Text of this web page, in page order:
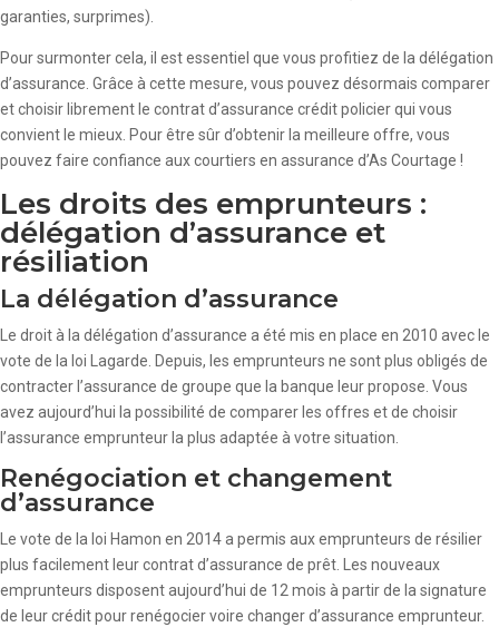
garanties, surprimes).
Pour surmonter cela, il est essentiel que vous profitiez de la délégation
d’assurance. Grâce à cette mesure, vous pouvez désormais comparer
et choisir librement le contrat d’assurance crédit policier qui vous
convient le mieux. Pour être sûr d’obtenir la meilleure offre, vous
pouvez faire confiance aux courtiers en assurance d’As Courtage !
Les droits des emprunteurs :
délégation d’assurance et
résiliation
La délégation d’assurance
Le droit à la délégation d’assurance a été mis en place en 2010 avec le
vote de la loi Lagarde. Depuis, les emprunteurs ne sont plus obligés de
contracter l’assurance de groupe que la banque leur propose. Vous
avez aujourd’hui la possibilité de comparer les offres et de choisir
l’assurance emprunteur la plus adaptée à votre situation.
Renégociation et changement
d’assurance
Le vote de la loi Hamon en 2014 a permis aux emprunteurs de résilier
plus facilement leur contrat d’assurance de prêt. Les nouveaux
emprunteurs disposent aujourd’hui de 12 mois à partir de la signature
de leur crédit pour renégocier voire changer d’assurance emprunteur.